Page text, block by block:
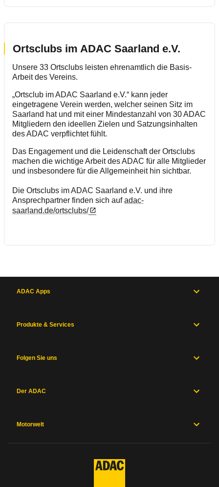
Ortsclubs im ADAC Saarland e.V.
Unsere 33 Ortsclubs leisten ehrenamtlich die Basis-
Arbeit des Vereins.
„Ortsclub im ADAC Saarland e.V.“ kann jeder
eingetragene Verein werden, welcher seinen Sitz im
Saarland hat und mit einer Mindestanzahl von 30 ADAC
Mitgliedern den ideellen Zielen und Satzungsinhalten
des ADAC verpflichtet fühlt.
Das Engagement und die Leidenschaft der Ortsclubs
machen die wichtige Arbeit des ADAC für alle Mitglieder
und insbesondere für die Allgemeinheit hin sichtbar.
Die Ortsclubs im ADAC Saarland e.V. und ihre
Ansprechpartner finden sich aufadac-
saarland.de/ortsclubs/
ADAC Apps
Produkte & Services
Folgen Sie uns
Der ADAC
Motorwelt